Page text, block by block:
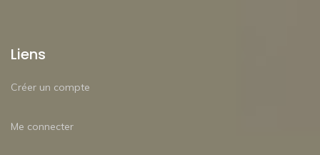
Liens
Créer un compte
Me connecter